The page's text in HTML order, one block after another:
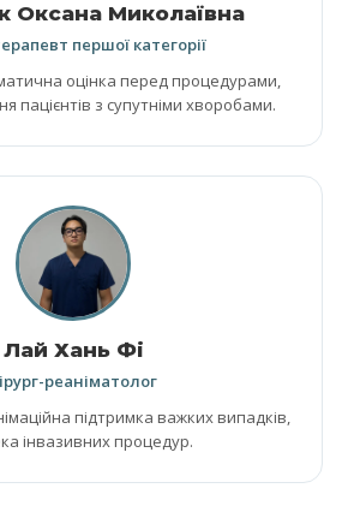
Оксана Миколаївна
першої категорії
оцінка перед процедурами,
пацієнтів з супутніми хворобами.
Лай Хань Фі
реаніматолог
підтримка важких випадків,
інвазивних процедур.